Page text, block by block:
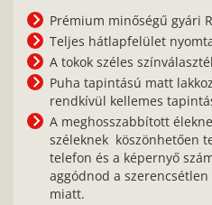
Prémium minőségű gyári
Teljes hátlapfelület
A tokok széles
Puha tapintású matt
rendkívül kellemes
A meghosszabbított
széleknek köszönhetően
telefon és a képernyő
aggódnod a
miatt.